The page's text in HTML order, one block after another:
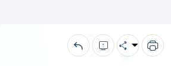
回上一頁錯誤回報
分享 列